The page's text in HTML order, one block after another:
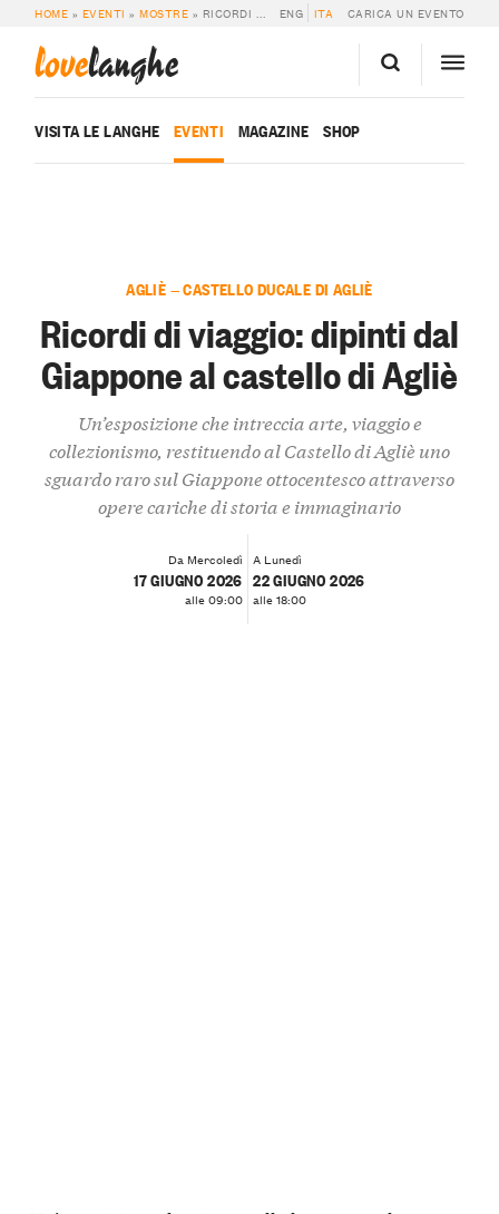
HOME » EVENTI »MOSTRE » RICORDI DI VIAGGIO: DIPINTI DAL GIAPPONE AL CASTELLO DI AGLIÈ ENG ITA CARICA UN EVENTO
lovelanghe
VISITA LE LANGHE EVENTI MAGAZINE SHOP
AGLIÈ — CASTELLO DUCALE DI AGLIÈ
Ricordi di viaggio: dipinti dal
Giappone al castello di Agliè
Un’esposizione che intreccia arte, viaggio e
collezionismo, restituendo al Castello di Agliè uno
sguardo raro sul Giappone ottocentesco attraverso
opere cariche di storia e immaginario
Da Mercoledì
17 GIUGNO 2026
alle 09:00
A Lunedì
22 GIUGNO 2026
alle 18:00